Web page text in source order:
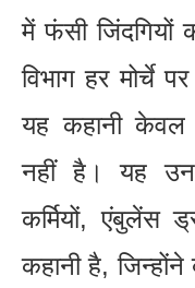
में फंसी जिंदगियों
विभाग हर मोर्चे
यह कहानी केवल
नहीं है। यह उन
कर्मियों, एंबुलेंस
कहानी है,